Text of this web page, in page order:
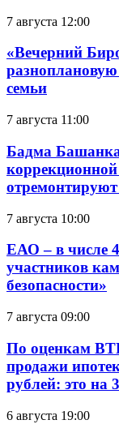
7 августа 12:00
«Вечерний
семьи
7 августа 11:00
Бадма
7 августа 10:00
ЕАО – в числе
участников
безопасности»
7 августа 09:00
По оценкам
продажи
рублей: это на
6 августа 19:00